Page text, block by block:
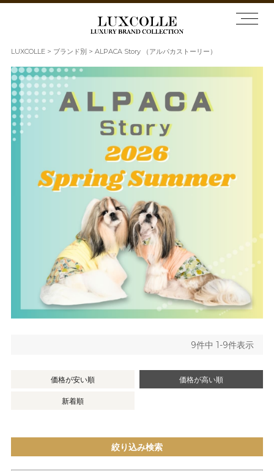
LUXCOLLE ブランド別 ALPACA Story （アルパカストーリー）
価格が安い順 価格が高い順
新着順
9件中 1-9件表示
絞り込み検索